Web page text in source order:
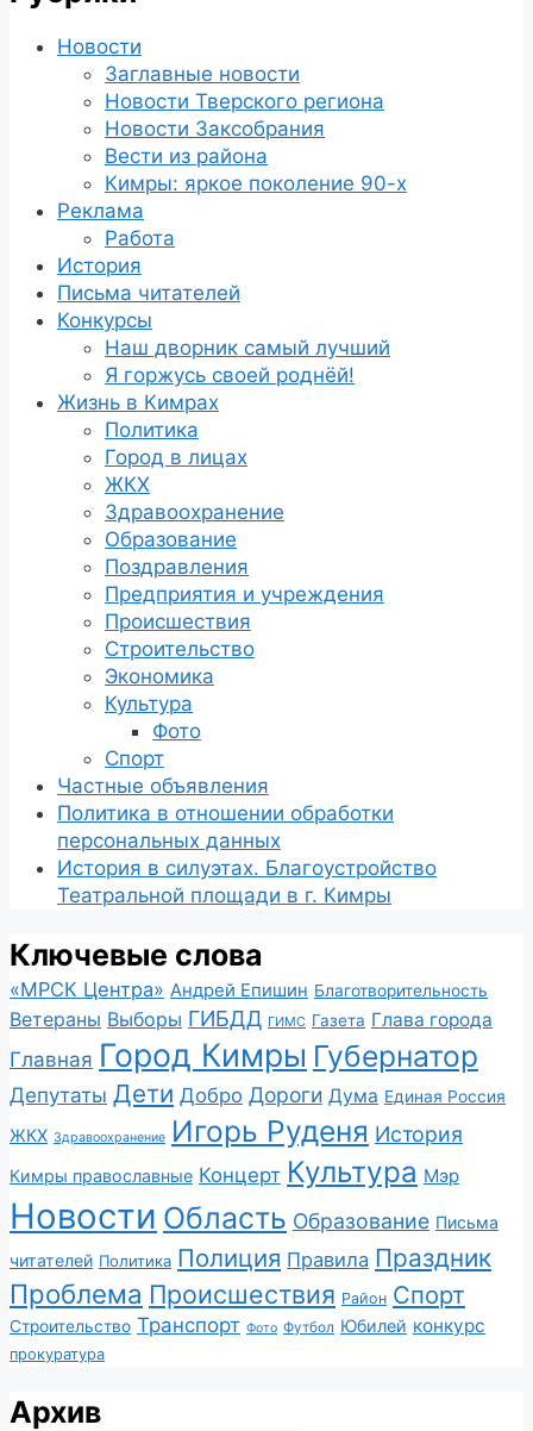
Новости
Заглавные новости
Новости Тверского региона
Новости Заксобрания
Вести из района
Кимры: яркое поколение 90-х
Реклама
Работа
История
Письма читателей
Конкурсы
Наш дворник самый лучший
Я горжусь своей роднёй!
Жизнь в Кимрах
Политика
Город в лицах
ЖКХ
Здравоохранение
Образование
Поздравления
Предприятия и учреждения
Происшествия
Строительство
Экономика
Культура
Фото
Спорт
Частные объявления
Политика в отношении обработки
персональных данных
История в силуэтах. Благоустройство
Театральной площади в г. Кимры
Ключевые слова
«МРСК Центра» Андрей Епишин Благотворительность
Ветераны Выборы ГИБДД ГИМС Газета Глава города
Главная Город Кимры Губернатор
Депутаты Дети Добро Дороги Дума Единая Россия
ЖКХ Здравоохранение Игорь Руденя История
Кимры православные Концерт Культура Мэр
Новости Область Образование Письма
читателей Политика Полиция Правила Праздник
Проблема Происшествия Район Спорт
Строительство Транспорт Фото Футбол Юбилей конкурс
прокуратура
Архив